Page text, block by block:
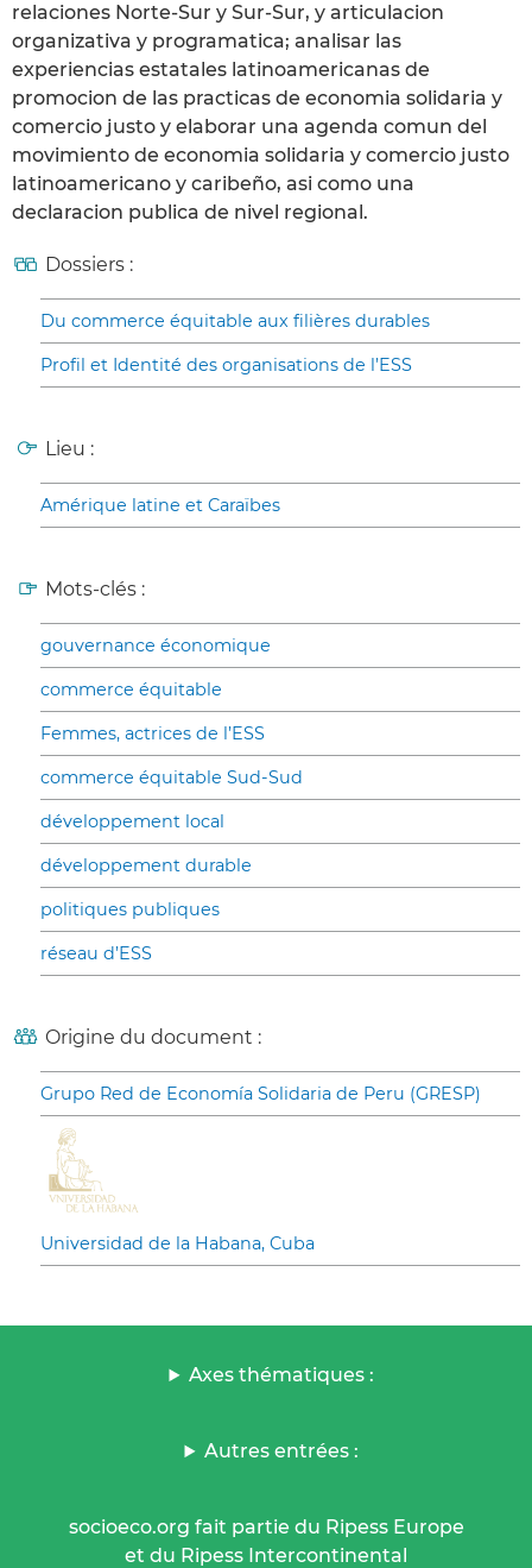
relaciones Norte-Sur y Sur-Sur, y articulacion
organizativa y programatica; analisar las
experiencias estatales latinoamericanas de
promocion de las practicas de economia solidaria y
comercio justo y elaborar una agenda comun del
movimiento de economia solidaria y comercio justo
latinoamericano y caribeño, asi como una
declaracion publica de nivel regional.
Dossiers :
Du commerce équitable aux filières durables
Profil et Identité des organisations de l’ESS
Lieu :
Amérique latine et Caraïbes
Mots-clés :
gouvernance économique
commerce équitable
Femmes, actrices de l’ESS
commerce équitable Sud-Sud
développement local
développement durable
politiques publiques
réseau d’ESS
Origine du document :
Grupo Red de Economía Solidaria de Peru (GRESP)
Universidad de la Habana, Cuba
Axes thématiques :
Autres entrées :
socioeco.org fait partie du Ripess Europe
et du Ripess Intercontinental